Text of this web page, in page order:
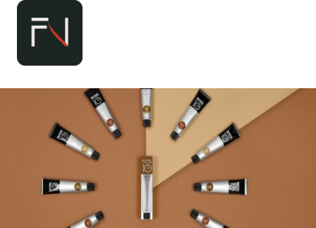
Zum
springen